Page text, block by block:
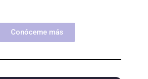
Conóceme más